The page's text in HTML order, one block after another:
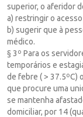
superior, o aferidor
a) restringir o
b) sugerir que à
médico.
§ 3º Para os
temporários e
de febre ( > 37.5ºC)
que procure uma
se mantenha
domiciliar, por 14